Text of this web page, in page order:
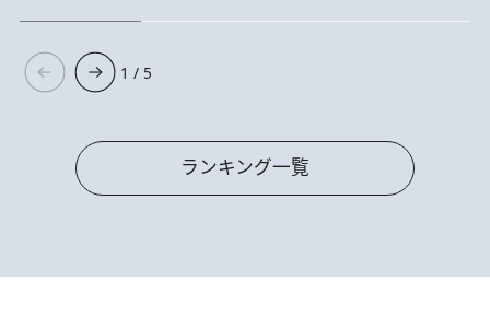
1 / 5
ランキング一覧